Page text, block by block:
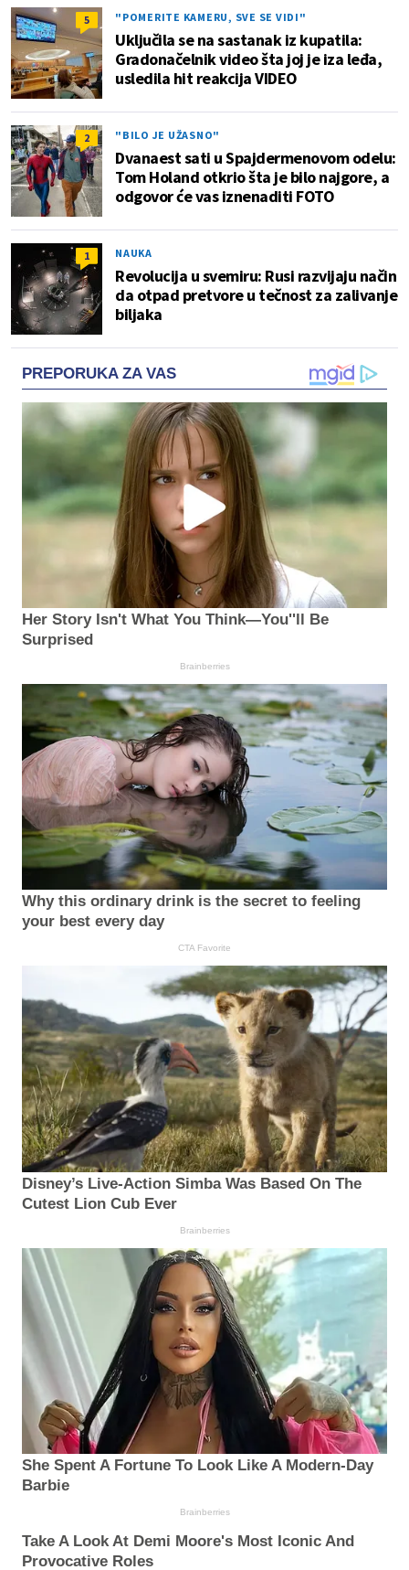
5 "POMERITE KAMERU, SVE SE VIDI"
Uključila se na sastanak iz kupatila:
Gradonačelnik video šta joj je iza leđa,
usledila hit reakcija VIDEO
2 "BILO JE UŽASNO"
Dvanaest sati u Spajdermenovom odelu:
Tom Holand otkrio šta je bilo najgore, a
odgovor će vas iznenaditi FOTO
1 NAUKA
Revolucija u svemiru: Rusi razvijaju način
da otpad pretvore u tečnost za zalivanje
biljaka
PREPORUKA ZA VAS
Her Story Isn't What You Think—You''ll Be
Surprised
Brainberries
Why this ordinary drink is the secret to feeling
your best every day
CTA Favorite
Disney’s Live-Action Simba Was Based On The
Cutest Lion Cub Ever
Brainberries
She Spent A Fortune To Look Like A Modern-Day
Barbie
Brainberries
Take A Look At Demi Moore's Most Iconic And
Provocative Roles